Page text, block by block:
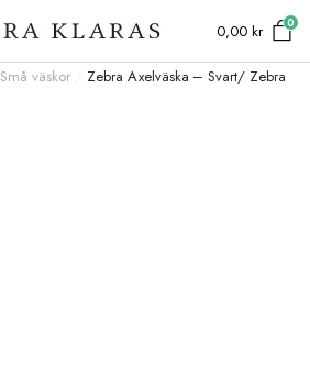
0,00kr 0
Små väskor Zebra Axelväska – Svart/ Zebra